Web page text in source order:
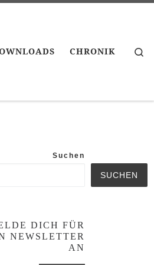
CHRONIK
Suchen
SUCHEN
DICH FÜR
NEWSLETTER
AN